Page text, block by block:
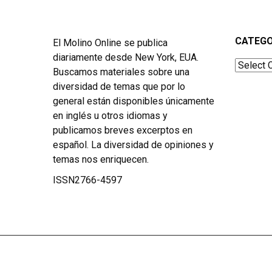
El Molino Online se publica
diariamente desde New York, EUA.
Buscamos materiales sobre una
diversidad de temas que por lo
general están disponibles únicamente
en inglés u otros idiomas y
publicamos breves excerptos en
español. La diversidad de opiniones y
temas nos enriquecen.
ISSN2766-4597